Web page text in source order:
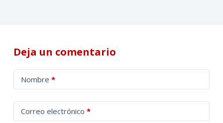
Deja un comentario
Nombre *
Correo electrónico *
l
t